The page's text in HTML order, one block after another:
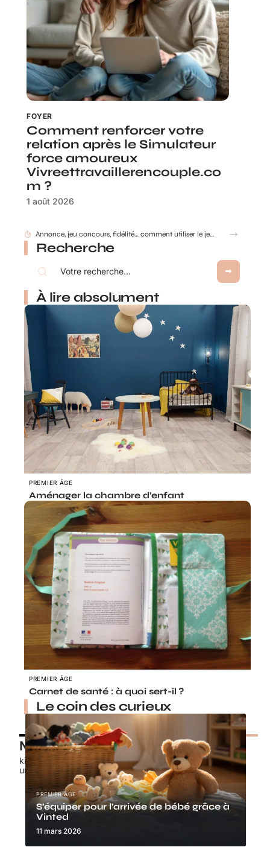
FOYER
Comment renforcer votre
relation après le Simulateur
force amoureux
Vivreettravaillerencouple.co
m ?
1 août 2026
Annonce, jeu concours, fidélité… comment utiliser le jeu à gratter personnalisé ?
Recherche
À lire absolument
PREMIER ÂGE
Aménager la chambre d’enfant
PREMIER ÂGE
Carnet de santé : à quoi sert-il ?
Le coin des curieux
PREMIER ÂGE
S’équiper pour l’arrivée de bébé grâce à
Vinted
11 mars 2026
Nos petits chouchous
kids-promo.fr
unbrindefil.fr